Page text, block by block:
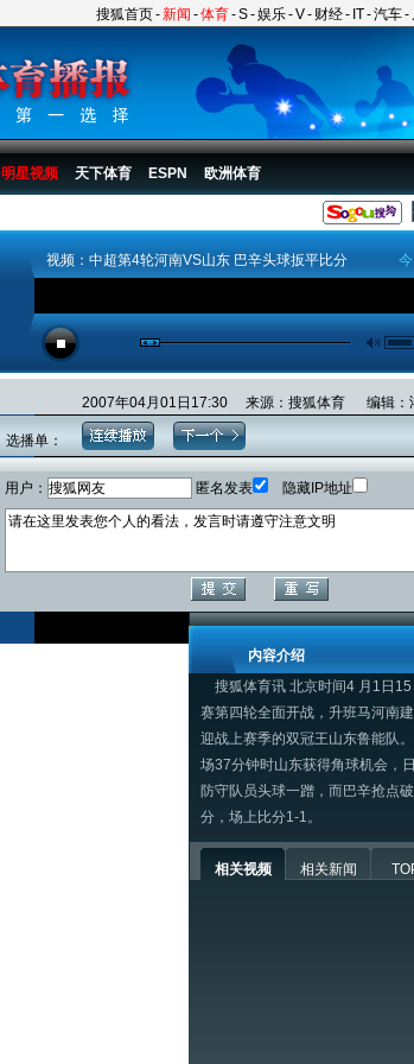
搜狐首页-新闻 -体育-S-娱乐-V- 财经- IT-汽车-
明星视频 天下体育 ESPN 欧洲体育
视频：中超第4轮河南VS山东 巴辛头球扳平比分
2007年04月01日17:30 来源：搜狐体育 编辑：
选播单：
用户： 匿名发表 隐藏IP地址
内容介绍
搜狐体育讯 北京时间4 月1日
赛第四轮全面开战，升班马河南
迎战上赛季的双冠王山东鲁能队
场37分钟时山东获得角球机会，
防守队员头球一蹭，而巴辛抢点
分，场上比分1-1。
相关视频 相关新闻